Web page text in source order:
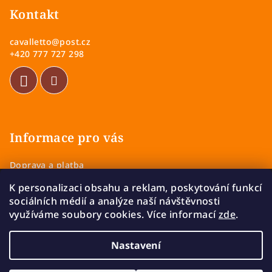
K personalizaci obsahu a reklam, poskytování funkcí
sociálních médií a analýze naší návštěvnosti
využíváme soubory cookies. Více informacízde.
Nastavení
Kontakt
cavalletto@post.cz
+420 777 727 298
Informace pro vás
Doprava a platba
Zásady ochrany osobních údajů
Vrácení a výměna zboží